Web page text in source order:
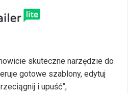
skuteczne narzędzie do
gotowe szablony, edytuj
i upuść”,